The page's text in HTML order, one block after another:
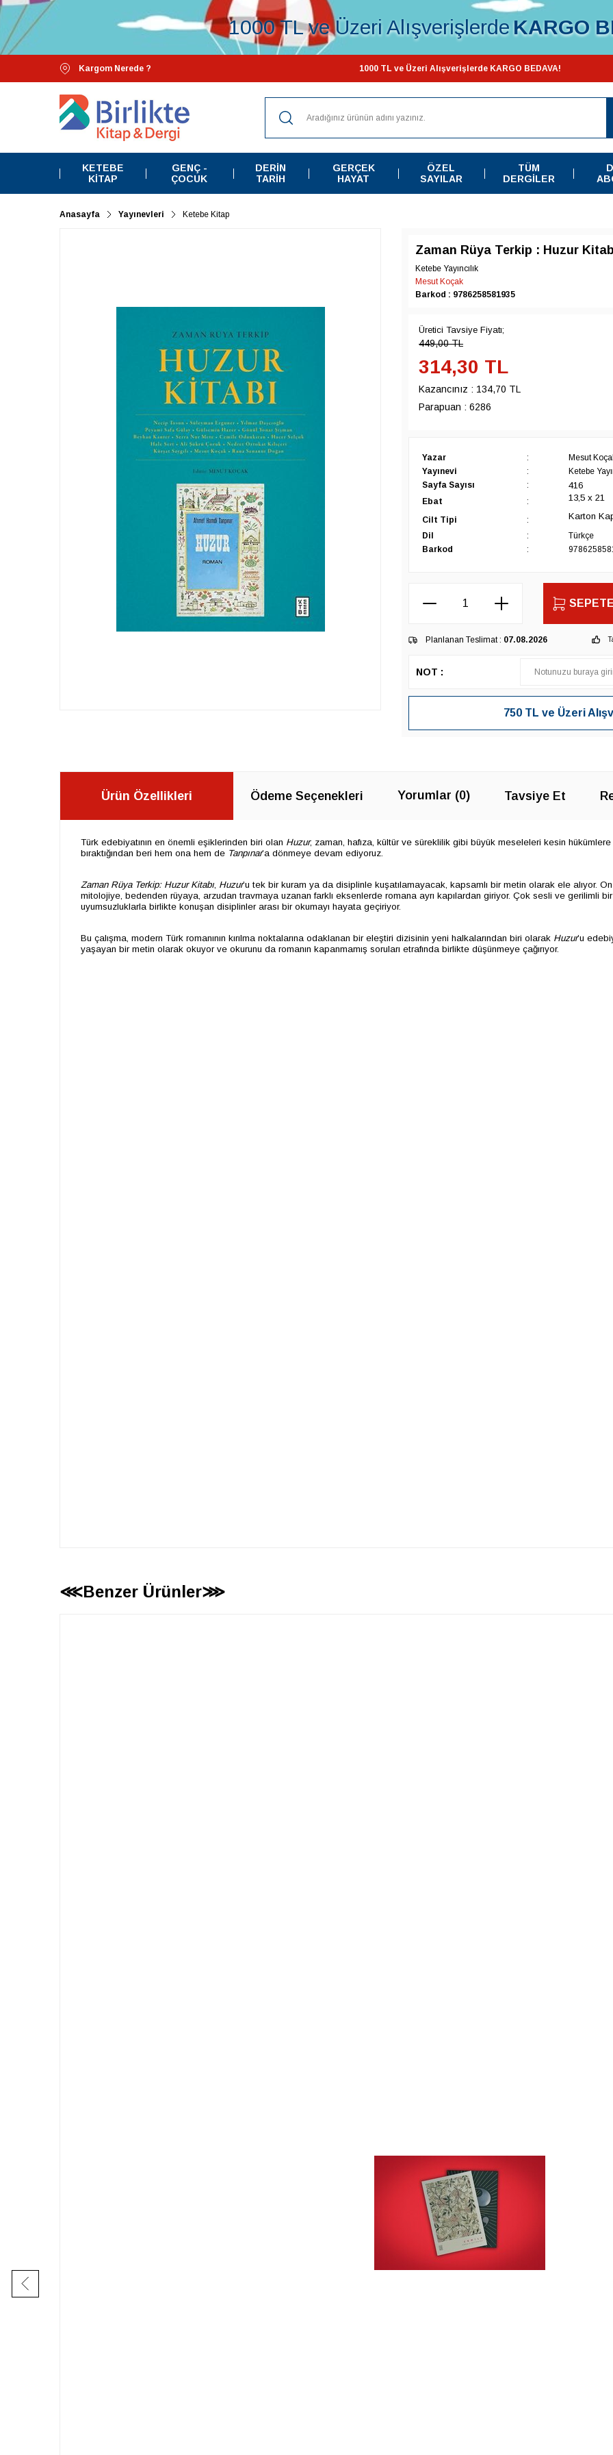
1000 TL ve Üzeri AlışverişlerdeKARGO
Kargom Nerede ? 1000 TL ve Üzeri Alışverişlerde KARGO BEDAVA!
KETEBE
KITAP
GENÇ -
ÇOCUK
DERIN
TARIH
GERÇEK
HAYAT
ÖZEL
SAYILAR
TÜM
DERGILER
Anasayfa Yayınevleri Ketebe Kitap
Zaman Rüya Terkip : Huzur
Ketebe Yayıncılık
Mesut Koçak
Barkod : 9786258581935
Üretici Tavsiye Fiyatı;
449,00TL
314,30 TL
Kazancınız : 134,70 TL
Parapuan : 6286
Yazar :
Mesut
Yayınevi
:
Ketebe
Sayfa Sayısı
: 416
Ebat : 13,5 x 21
Cilt Tipi : Karton
Dil :
Türkçe
Barkod
:
Planlanan Teslimat : 07.08.2026
NOT :
750 TL ve Üzeri
Ürün Özellikleri Ödeme Seçenekleri Yorumlar (0) Tavsiye Et
Türk edebiyatının en önemli eşiklerinden biri olan Huzur, zaman, hafıza, kültür ve süreklilik gibi büyük meseleleri kesin
bıraktığından beri hem ona hem de Tanpınar’a dönmeye devam ediyoruz.
Zaman Rüya Terkip: Huzur Kitabı, Huzur’u tek bir kuram ya da disiplinle kuşatılamayacak, kapsamlı bir metin olarak ele alıyor.
mitolojiye, bedenden rüyaya, arzudan travmaya uzanan farklı eksenlerde romana ayrı kapılardan giriyor. Çok sesli ve gerilimli bir
uyumsuzluklarla birlikte konuşan disiplinler arası bir okumayı hayata geçiriyor.
Bu çalışma, modern Türk romanının kırılma noktalarına odaklanan bir eleştiri dizisinin yeni halkalarından biri olarak Huzur’u
yaşayan bir metin olarak okuyor ve okurunu da romanın kapanmamış soruları etrafında birlikte düşünmeye çağırıyor.
⋘Benzer Ürünler⋙